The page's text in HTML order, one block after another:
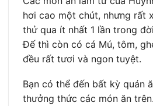
hơi cao một chút, nhưng rất
thử qua ít nhất 1 lần trong
Đế thì còn có cá Mú, tôm,
đều rất tươi và ngon tuyệt.
Bạn có thể đến bất kỳ quán
thưởng thức các món ăn